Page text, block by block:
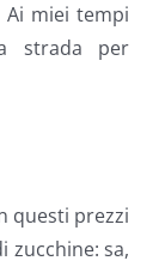
miei tempi
strada per
questi prezzi
zucchine: sa,